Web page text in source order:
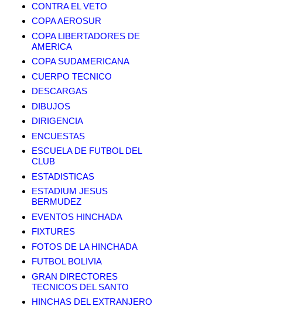
CONTRA EL VETO
COPA AEROSUR
COPA LIBERTADORES DE
AMERICA
COPA SUDAMERICANA
CUERPO TECNICO
DESCARGAS
DIBUJOS
DIRIGENCIA
ENCUESTAS
ESCUELA DE FUTBOL DEL
CLUB
ESTADISTICAS
ESTADIUM JESUS
BERMUDEZ
EVENTOS HINCHADA
FIXTURES
FOTOS DE LA HINCHADA
FUTBOL BOLIVIA
GRAN DIRECTORES
TECNICOS DEL SANTO
HINCHAS DEL EXTRANJERO